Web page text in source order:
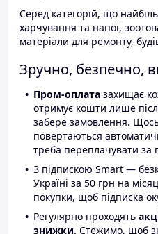
Серед категорій, що
харчування та напої,
матеріали для ремонту,
Зручно, безпечно,
Пром-оплата захищає
отримує кошти лише
забере замовлення.
повертаються
треба переплачувати за
З підпискою Smart —
Україні за 50 грн на
покупки, щоб підписка
Регулярно проходять
знижки. Стежимо, щоб